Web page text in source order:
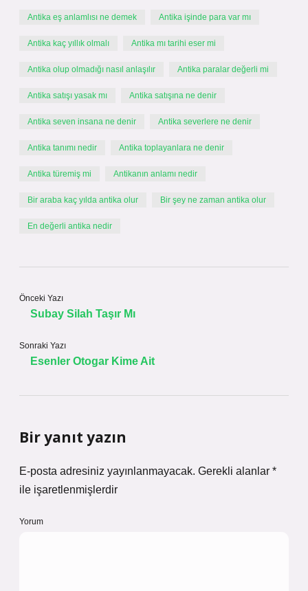
Antika eş anlamlısı ne demek Antika işinde para var mı
Antika kaç yıllık olmalı Antika mı tarihi eser mi
Antika olup olmadığı nasıl anlaşılır Antika paralar değerli mi
Antika satışı yasak mı Antika satışına ne denir
Antika seven insana ne denir Antika severlere ne denir
Antika tanımı nedir Antika toplayanlara ne denir
Antika türemiş mi Antikanın anlamı nedir
Bir araba kaç yılda antika olur Bir şey ne zaman antika olur
En değerli antika nedir
Önceki Yazı
Subay Silah Taşır Mı
Sonraki Yazı
Esenler Otogar Kime Ait
Bir yanıt yazın
E-posta adresiniz yayınlanmayacak. Gerekli alanlar *
ile işaretlenmişlerdir
Yorum